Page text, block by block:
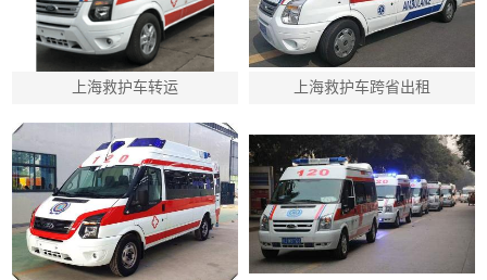
上海救护车转运 上海救护车跨省出租